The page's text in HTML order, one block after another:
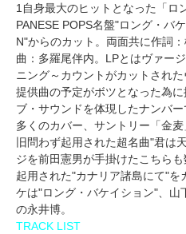
1自身最大のヒットとなった「ロ
PANESE POPS名盤"ロング・バ
N"からのカット。両面共に作詞
曲：多羅尾伴内。LPとはヴァー
ニング～カウントがカットされ
提供曲の予定がボツとなった為
ブ・サウンドを体現したナンバ
多くのカバー、サントリー「金
旧問わず起用された超名曲"君は
ジを前田憲男が手掛けたこちら
起用された"カナリア諸島にて"を
ケは"ロング・バケイション"、山
の永井博。
TRACK LIST